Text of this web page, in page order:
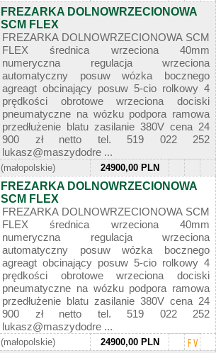
FREZARKA DOLNOWRZECIONOWA
SCM FLEX
FREZARKA DOLNOWRZECIONOWA SCM
FLEX średnica wrzeciona 40mm
numeryczna regulacja wrzeciona
automatyczny posuw wózka bocznego
agreagt obcinający posuw 5-cio rolkowy 4
prędkości obrotowe wrzeciona dociski
pneumatyczne na wózku podpora ramowa
przedłużenie blatu zasilanie 380V cena 24
900 zł netto tel. 519 022 252
lukasz@maszydodre ...
(małopolskie) 24900,00 PLN
FREZARKA DOLNOWRZECIONOWA
SCM FLEX
FREZARKA DOLNOWRZECIONOWA SCM
FLEX średnica wrzeciona 40mm
numeryczna regulacja wrzeciona
automatyczny posuw wózka bocznego
agreagt obcinający posuw 5-cio rolkowy 4
prędkości obrotowe wrzeciona dociski
pneumatyczne na wózku podpora ramowa
przedłużenie blatu zasilanie 380V cena 24
900 zł netto tel. 519 022 252
lukasz@maszydodre ...
(małopolskie) 24900,00 PLN